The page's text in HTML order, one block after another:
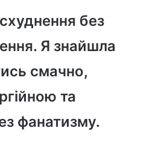
без
Я знайшла
смачно,
та
фанатизму.